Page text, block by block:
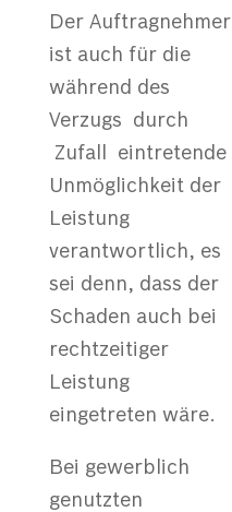
Der Auftragnehmer
ist auch für die
während des
Verzugs durch
Zufall eintretende
Unmöglichkeit der
Leistung
verantwortlich, es
sei denn, dass der
Schaden auch bei
rechtzeitiger
Leistung
eingetreten wäre.
Bei gewerblich
genutzten